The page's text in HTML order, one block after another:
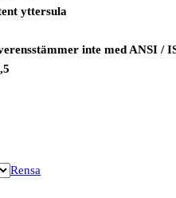
yttersula
inte med ANSI /
Rensa